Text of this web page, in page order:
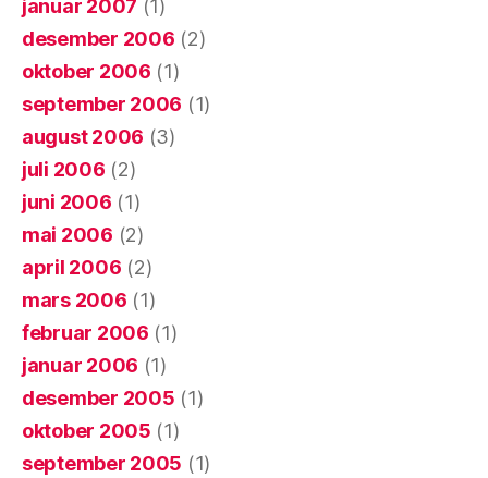
januar 2007 (1)
desember 2006 (2)
oktober 2006 (1)
september 2006 (1)
august 2006 (3)
juli 2006 (2)
juni 2006 (1)
mai 2006 (2)
april 2006 (2)
mars 2006 (1)
februar 2006 (1)
januar 2006 (1)
desember 2005 (1)
oktober 2005 (1)
september 2005 (1)